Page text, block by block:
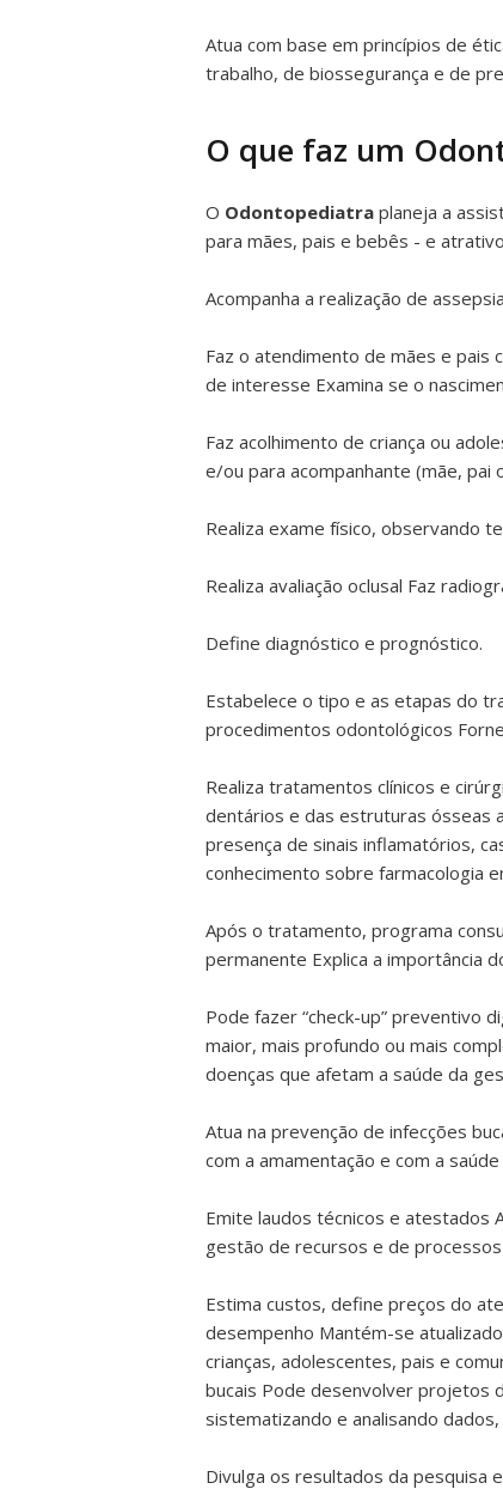
Atua com base em princípios de
trabalho, de biossegurança e de
O que faz um
O Odontopediatra planeja a
para mães, pais e bebês - e
Acompanha a realização de
Faz o atendimento de mães e pais
de interesse Examina se o
Faz acolhimento de criança ou
e/ou para acompanhante (mãe, pai
Realiza exame físico, observando
Realiza avaliação oclusal Faz
Define diagnóstico e prognóstico.
Estabelece o tipo e as etapas do
procedimentos odontológicos
Realiza tratamentos clínicos e
dentários e das estruturas ósseas
presença de sinais inflamatórios,
conhecimento sobre farmacologia
Após o tratamento, programa
permanente Explica a importância
Pode fazer “check-up” preventivo
maior, mais profundo ou mais
doenças que afetam a saúde da
Atua na prevenção de infecções
com a amamentação e com a
Emite laudos técnicos e atestados
gestão de recursos e de
Estima custos, define preços do
desempenho Mantém-se
crianças, adolescentes, pais e
bucais Pode desenvolver projetos
sistematizando e analisando
Divulga os resultados da pesquisa